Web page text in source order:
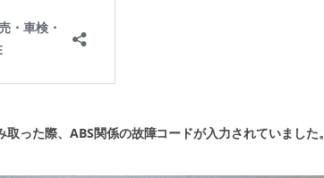
った際、ABS関係の故障コードが入力されていました。